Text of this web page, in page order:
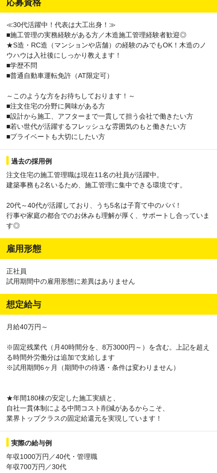
応募資格
≪30代活躍中！代表は大工出身！≫
■施工管理の実務経験がある方／木造施工管理経験者歓迎◎
★S造・RC造（マンションや店舗）の経験のみでもOK！木造のノ
ウハウは入社後にしっかり教えます！
■学歴不問
■普通自動車運転免許（AT限定可）
～このような方をお待ちしております！～
■注文住宅の分野に興味がある方
■設計から施工、アフターまで一貫して担う会社で働きたい方
■若い世代が活躍するフレッシュな雰囲気のもと働きたい方
■プライベートも大切にしたい方
過去の採用例
注文住宅の施工管理職は現在11名の社員が活躍中。
建築事務も2名いるため、施工管理に集中できる環境です。
20代～40代が活躍しており、うち5名は子育て中のパパ！
行事や家庭の都合でのお休みも理解が厚く、サポートし合っていま
す◎
雇用形態
正社員
試用期間中の雇用形態に差異はありません
想定給与
月給40万円～
※固定残業代（月40時間分を、8万3000円～）を含む。上記を超え
る時間外労働分は追加で支給します
※試用期間6ヶ月（期間中の待遇・条件は変わりません）
★年間180棟の安定した施工実績と、
自社一貫体制による中間コスト削減があるからこそ、
業界トップクラスの固定給還元を実現しています！
実際の給与例
年収1000万円／40代・管理職
年収700万円／30代